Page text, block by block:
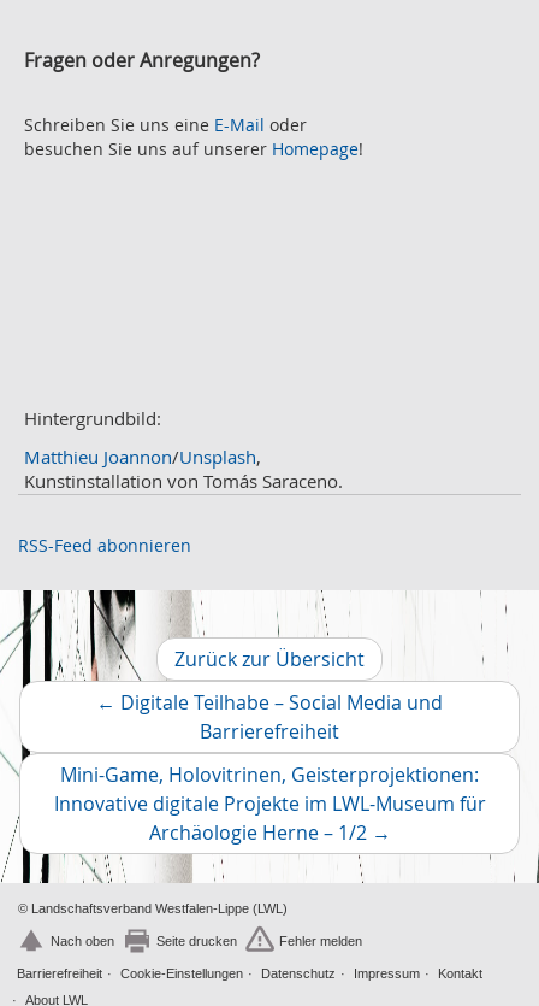
Oktober 2
August 2
Juli 2
November 2
Oktober
September 2
August
Mai 2
April
März 2
Februar 2
1
Dezember 2
November 2
Fragen oder Anregungen?
Schreiben Sie uns eine E-Mail oder
besuchen Sie uns auf unserer Homepage!
Hintergrundbild:
Matthieu Joannon/Unsplash,
Kunstinstallation von Tomás Saraceno.
RSS-Feed abonnieren
← Digitale Teilhabe – Social Media und
BarrierefreiheitVorheriger
Artikel
Zurück zur Übersicht
Mini-Game, Holovitrinen, Geisterprojektionen:
Innovative digitale Projekte im LWL-Museum für
Archäologie Herne – 1/2 Nächster
Artikel
→
© Landschaftsverband Westfalen-Lippe (LWL)
Nach oben Seite drucken Fehler melden
Barrierefreiheit Cookie-Einstellungen Datenschutz Impressum
Kontakt
About LWL